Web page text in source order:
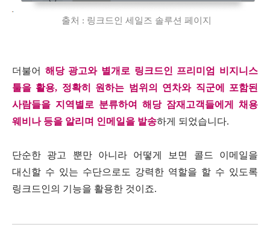
출처 : 링크드인 세일즈 솔루션 페이지
더불어 해당 광고와 별개로 링크드인 프리미엄 비지니스
툴을 활용, 정확히 원하는 범위의 연차와 직군에 포함된
사람들을 지역별로 분류하여 해당 잠재고객들에게 채용
웨비나 등을 알리며 인메일을 발송하게 되었습니다.
단순한 광고 뿐만 아니라 어떻게 보면 콜드 이메일을
대신할 수 있는 수단으로도 강력한 역할을 할 수 있도록
링크드인의 기능을 활용한 것이죠.